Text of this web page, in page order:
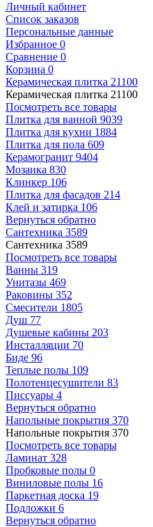
Личный кабинет
Список заказов
Персональные данные
Избранное 0
Сравнение 0
Корзина 0
Керамическая плитка 21100
Керамическая плитка 21100
Посмотреть все товары
Плитка для ванной 9039
Плитка для кухни 1884
Плитка для пола 609
Керамогранит 9404
Мозаика 830
Клинкер 106
Плитка для фасадов 214
Клей и затирка 106
Вернуться обратно
Сантехника 3589
Сантехника 3589
Посмотреть все товары
Ванны 319
Унитазы 469
Раковины 352
Смесители 1805
Душ 77
Душевые кабины 203
Инсталляции 70
Биде 96
Теплые полы 109
Полотенцесушители 83
Писсуары 4
Вернуться обратно
Напольные покрытия 370
Напольные покрытия 370
Посмотреть все товары
Ламинат 328
Пробковые полы 0
Виниловые полы 16
Паркетная доска 19
Подложки 6
Вернуться обратно